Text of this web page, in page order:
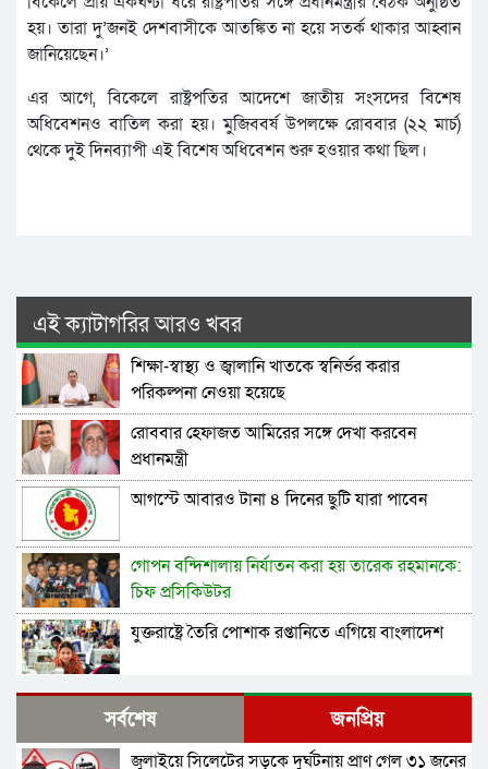
হয়। তারা দু’জনই দেশবাসীকে আতঙ্কিত না হয়ে সতর্ক থাকার আহ্বান
জানিয়েছেন।’
এর আগে, বিকেলে রাষ্ট্রপতির আদেশে জাতীয় সংসদের বিশেষ
অধিবেশনও বাতিল করা হয়। মুজিববর্ষ উপলক্ষে রোববার (২২ মার্চ)
থেকে দুই দিনব‌্যাপী এই বিশেষ অধিবেশন শুরু হওয়ার কথা ছিল।
এই ক্যাটাগরির আরও খবর
শিক্ষা-স্বাস্থ্য ও জ্বালানি খাতকে স্বনির্ভর করার
পরিকল্পনা নেওয়া হয়েছে
রোববার হেফাজত আমিরের সঙ্গে দেখা করবেন
প্রধানমন্ত্রী
আগস্টে আবারও টানা ৪ দিনের ছুটি যারা পাবেন
গোপন বন্দিশালায় নির্যাতন করা হয় তারেক রহমানকে:
চিফ প্রসিকিউটর
তারেক রহমানকে গোপন বন্দিশালায় নির্যাতন করা হয় :
চিফ প্রসিকিউটর
যুক্তরাষ্ট্রে তৈরি পোশাক রপ্তানিতে এগিয়ে বাংলাদেশ
ডিসেম্বরের মধ্যে কৃষকদের পূর্ণাঙ্গ তালিকার নির্দেশ
প্রধানমন্ত্রীর
সর্বশেষ জনপ্রিয়
জুলাইয়ে সিলেটের সড়কে দুর্ঘটনায় প্রাণ গেল ৩১ জনের